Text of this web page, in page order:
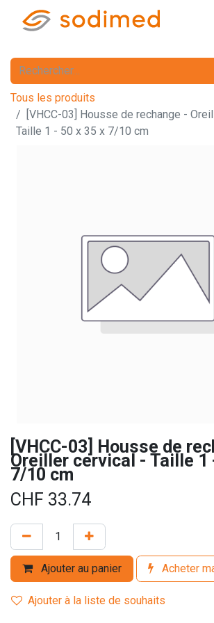
Tous les produits
[VHCC-03] Housse de rechange -
Taille 1 - 50 x 35 x 7/10 cm
[VHCC-03] Housse de
Oreiller cervical - Taille 1
7/10 cm
CHF 33.74
Ajouter au panier Acheter
Ajouter à la liste de souhaits